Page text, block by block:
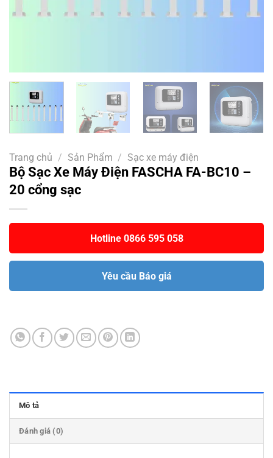
Trang chủ / Sản Phẩm / Sạc xe máy điện
Bộ Sạc Xe Máy Điện FASCHA FA-BC10 –
20 cổng sạc
Hotline 0866 595 058
Yêu cầu Báo giá
Mô tả
Đánh giá (0)